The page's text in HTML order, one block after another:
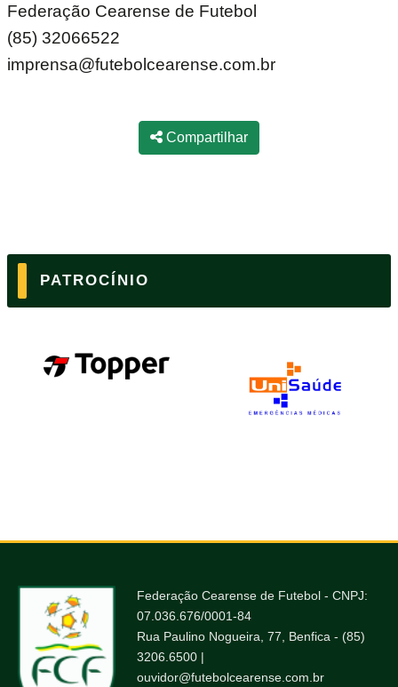
Federação Cearense de Futebol
(85) 32066522
imprensa@futebolcearense.com.br
Compartilhar
PATROCÍNIO
Federação Cearense de Futebol - CNPJ:
07.036.676/0001-84
Rua Paulino Nogueira, 77, Benfica - (85)
3206.6500 |
ouvidor@futebolcearense.com.br